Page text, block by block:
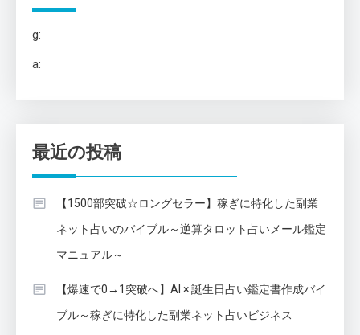
g:
a:
最近の投稿
【1500部突破☆ロングセラー】稼ぎに特化した副業
ネット占いのバイブル～逆算タロット占いメール鑑定
マニュアル～
【爆速で0→1突破へ】AI × 誕生日占い鑑定書作成バイ
ブル～稼ぎに特化した副業ネット占いビジネス